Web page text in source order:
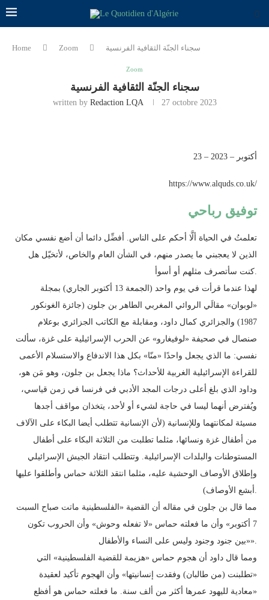
Home Zoom سجناء الجنّة الثقافية الفرنسية
Zoom
سجناء الجنّة الثقافية الفرنسية
written by Redaction LQA 27 octobre 2023
23 – أكتوبر – 2023
https://www.alquds.co.uk/
توفيق رباحي
تعلمتُ في الحياة ألَّا أحكم على الناس. أفضِّل دائما أن أضع نفسي مكان
الذين لا يعجبني ما يصدر منهم، في الشأن العام والخاص، لأتخيّل هل
كنت سأتصرف مثلهم أو أسوأ.
لهذا عندما قرأت في يوم واحد (الجمعة 13 أكتوبر الجاري) بمجلة
«لوبوان» مقالَي الروائي المغربي الطاهر بن جلون (جائزة الغونكور
1987) والجزائري كمال داود، ومقابلة مع الكاتب الجزائري بوعلام
صنصال في صحيفة «لوفيغارو» عن الحرب الإسرائيلية على غزة، سألت
نفسي: ما الذي يجعل واحدًا «منّا» بكل هذا الاندفاع والاستسلام الأعمى
للقراءة الإسرائيلية الغربية للأحداث؟ ماذا يجعل بن جلون، وهو مَن هو،
وداود الذي بلغ أعلى درجات المجد الأدبي في فرنسا في زمن قياسي،
ويُفترض أنهما ليسا في حاجة لشيء أو لأحد، يتخذان مواقف أجدها
مسيئة لمكانتهما وللإنسانية (لأن الإنسانية تتطلب أيضا البكاء على الآلاف
من أطفال غزة ونسائها، مثلما تطلبت من الثلاثة البكاء على أطفال
المستوطنات والبلدات الإسرائيلية. وتتطلب انتقاد الجيش الإسرائيلي
وإطلاق الأوصاف الوحشية عليه، مثلما انتقد الثلاثة حماس وأطلقوا عليها
أبشع الأوصاف).
مما قال بن جلون في مقاله أن القضية «الفلسطينية ماتت صباح السبت
7 أكتوبر» وأن ما فعلته حماس «لا تفعله وحوش» وأن الحروب تكون
«بين جنود وجنود وليس على النساء والأطفال».
ومما قال داود أن هجوم حماس «هزيمة للقضية الفلسطينية» التي
«تطلبنت (من طالبان) وفقدت إنسانيتها» وأن الهجوم تأكيد لعقيدة
«معادية لليهود عمرها أكثر من ألف سنة. ما فعلته حماس هو أفظع